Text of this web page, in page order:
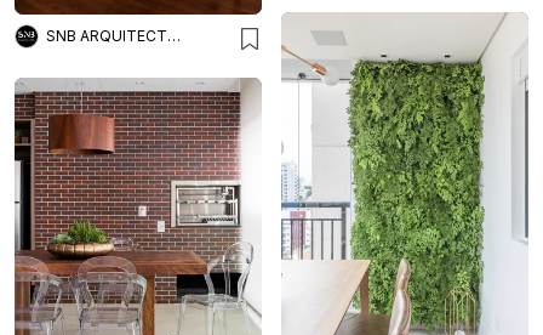
SNB ARQUITECTOS